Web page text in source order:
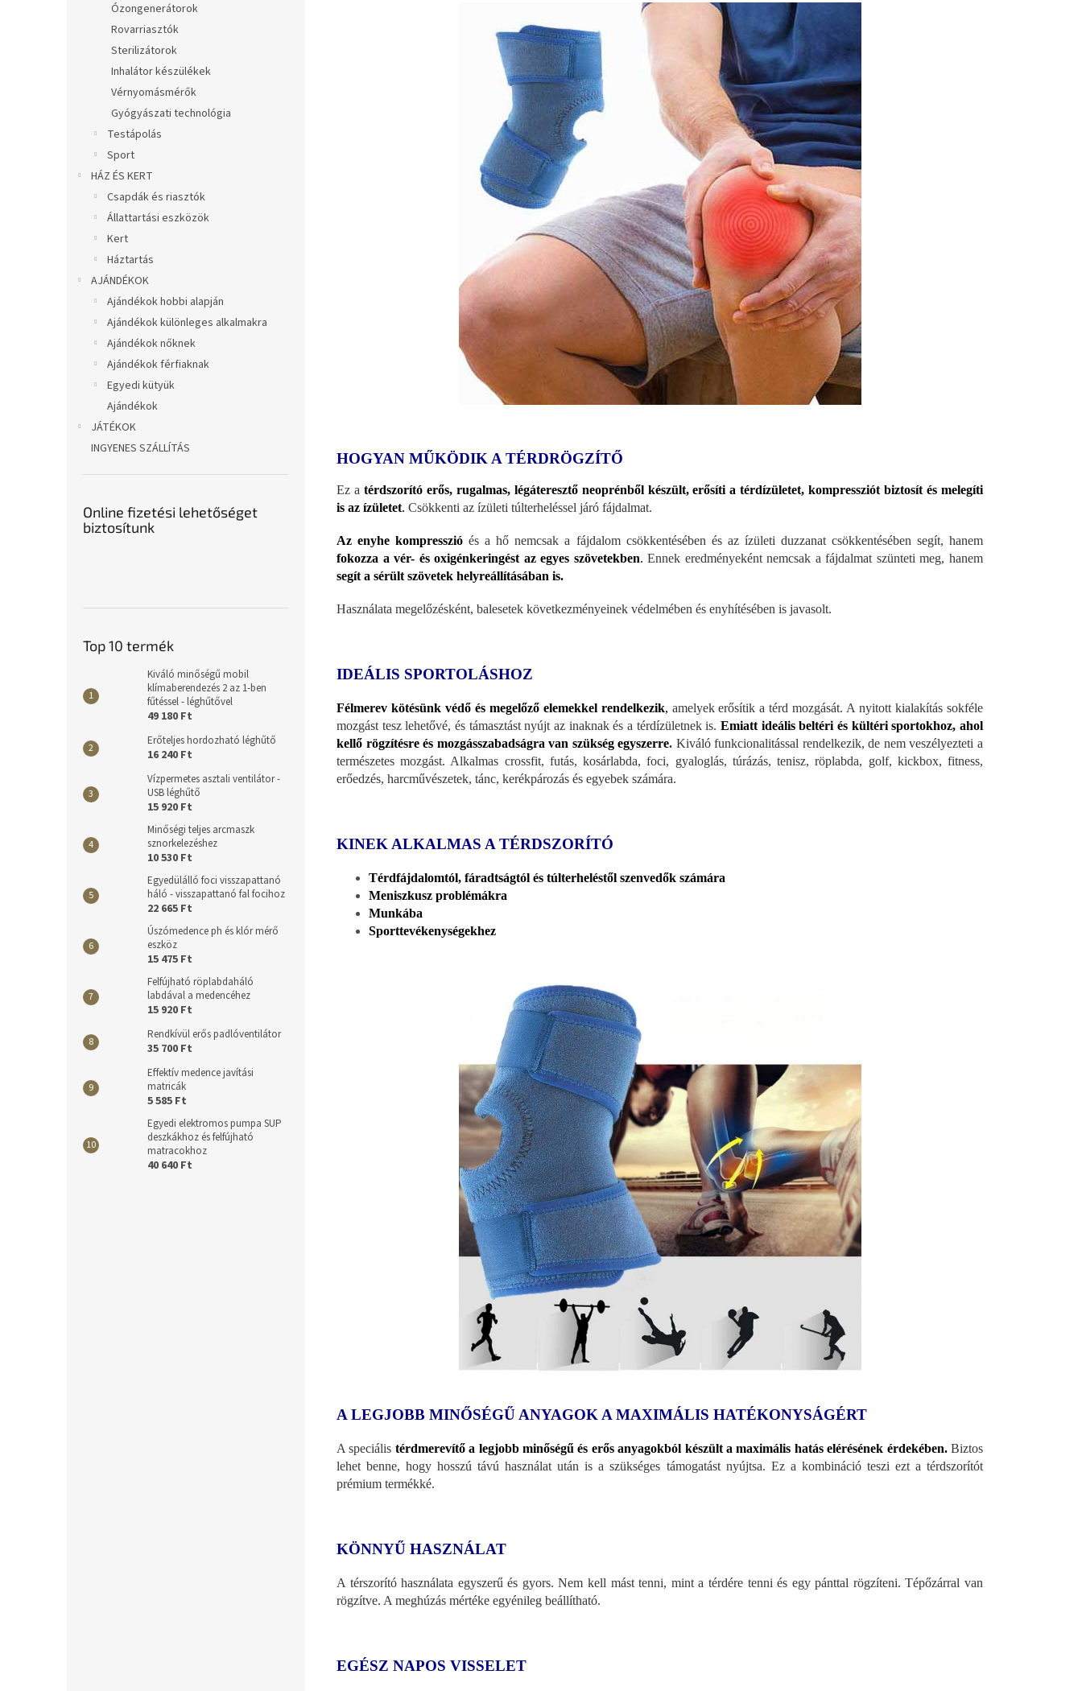
Ózongenerátorok
Rovarriasztók
Sterilizátorok
Inhalátor készülékek
Vérnyomásmérők
Gyógyászati technológia
Testápolás
Sport
HÁZ ÉS KERT
Csapdák és riasztók
Állattartási eszközök
Kert
Háztartás
AJÁNDÉKOK
Ajándékok hobbi alapján
Ajándékok különleges alkalmakra
Ajándékok nőknek
Ajándékok férfiaknak
Egyedi kütyük
Ajándékok
JÁTÉKOK
INGYENES SZÁLLÍTÁS
Online fizetési lehetőséget
biztosítunk
Top 10 termék
Kiváló minőségű mobil
klímaberendezés 2 az 1-ben
fűtéssel - léghűtővel
49 180 Ft
Erőteljes hordozható léghűtő
16 240 Ft
Vízpermetes asztali ventilátor -
USB léghűtő
15 920 Ft
Minőségi teljes arcmaszk
sznorkelezéshez
10 530 Ft
Egyedülálló foci visszapattanó
háló - visszapattanó fal focihoz
22 665 Ft
Úszómedence ph és klór mérő
eszköz
15 475 Ft
Felfújható röplabdaháló
labdával a medencéhez
15 920 Ft
Rendkívül erős padlóventilátor
35 700 Ft
Effektív medence javítási
matricák
5 585 Ft
Egyedi elektromos pumpa SUP
deszkákhoz és felfújható
matracokhoz
40 640 Ft
HOGYAN MŰKÖDIK A TÉRDRÖGZÍTŐ
Ez a térdszorító erős, rugalmas, légáteresztő neoprénből készült, erősíti a térdízületet, kompressziót biztosít és melegíti
is az ízületet. Csökkenti az ízületi túlterheléssel járó fájdalmat.
Az enyhe kompresszióés a hő nemcsak a fájdalom csökkentésében és az ízületi duzzanat csökkentésében segít, hanem
fokozza a vér- és oxigénkeringést az egyes szövetekben. Ennek eredményeként nemcsak a fájdalmat szünteti meg, hanem
segít a sérült szövetek helyreállításában is.
Használata megelőzésként, balesetek következményeinek védelmében és enyhítésében is javasolt.
IDEÁLIS SPORTOLÁSHOZ
Félmerev kötésünk védő és megelőző elemekkel rendelkezik, amelyek erősítik a térd mozgását. A nyitott kialakítás sokféle
mozgást tesz lehetővé, és támasztást nyújt az inaknak és a térdízületnek is. Emiatt ideális beltéri és kültéri sportokhoz, ahol
kellő rögzítésre és mozgásszabadságra van szükség egyszerre. Kiváló funkcionalitással rendelkezik, de nem veszélyezteti a
természetes mozgást. Alkalmas crossfit, futás, kosárlabda, foci, gyaloglás, túrázás, tenisz, röplabda, golf, kickbox, fitness,
erőedzés, harcművészetek, tánc, kerékpározás és egyebek számára.
KINEK ALKALMAS A TÉRDSZORÍTÓ
Térdfájdalomtól, fáradtságtól és túlterheléstől szenvedők számára
Meniszkusz problémákra
Munkába
Sporttevékenységekhez
A LEGJOBB MINŐSÉGŰ ANYAGOK A MAXIMÁLIS HATÉKONYSÁGÉRT
A speciális térdmerevítő a legjobb minőségű és erős anyagokból készült a maximális hatás elérésének érdekében.Biztos
lehet benne, hogy hosszú távú használat után is a szükséges támogatást nyújtsa. Ez a kombináció teszi ezt a térdszorítót
prémium termékké.
KÖNNYŰ HASZNÁLAT
A térszorító használata egyszerű és gyors. Nem kell mást tenni, mint a térdére tenni és egy pánttal rögzíteni. Tépőzárral van
rögzítve. A meghúzás mértéke egyénileg beállítható.
EGÉSZ NAPOS VISSELET